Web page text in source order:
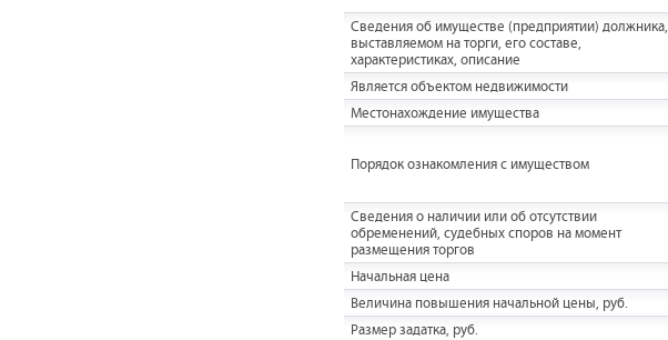
Cведения об имуществе (предприятии) должника,
выставляемом на торги, его составе,
характеристиках, описание
Является объектом недвижимости
Местонахождение имущества
Порядок ознакомления с имуществом
Cведения о наличии или об отсутствии
обременений, судебных споров на момент
размещения торгов
Начальная цена
Величина повышения начальной цены, руб.
Размер задатка, руб.